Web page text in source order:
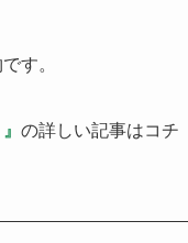
す。
の詳しい記事はコチ